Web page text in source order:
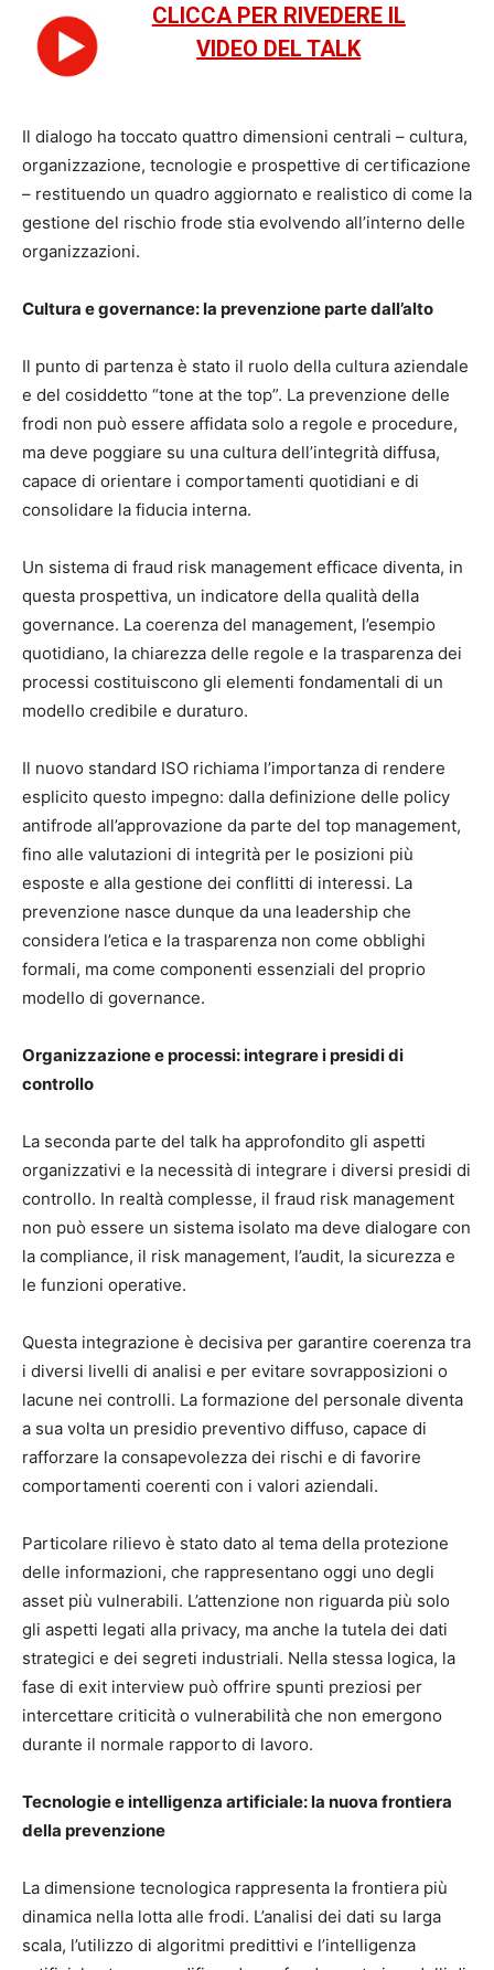
CLICCA PER RIVEDERE IL
VIDEO DEL TALK
Il dialogo ha toccato quattro dimensioni centrali – cultura,
organizzazione, tecnologie e prospettive di certificazione
– restituendo un quadro aggiornato e realistico di come la
gestione del rischio frode stia evolvendo all’interno delle
organizzazioni.
Cultura e governance: la prevenzione parte dall’alto
Il punto di partenza è stato il ruolo della cultura aziendale
e del cosiddetto “tone at the top”. La prevenzione delle
frodi non può essere affidata solo a regole e procedure,
ma deve poggiare su una cultura dell’integrità diffusa,
capace di orientare i comportamenti quotidiani e di
consolidare la fiducia interna.
Un sistema di fraud risk management efficace diventa, in
questa prospettiva, un indicatore della qualità della
governance. La coerenza del management, l’esempio
quotidiano, la chiarezza delle regole e la trasparenza dei
processi costituiscono gli elementi fondamentali di un
modello credibile e duraturo.
Il nuovo standard ISO richiama l’importanza di rendere
esplicito questo impegno: dalla definizione delle policy
antifrode all’approvazione da parte del top management,
fino alle valutazioni di integrità per le posizioni più
esposte e alla gestione dei conflitti di interessi. La
prevenzione nasce dunque da una leadership che
considera l’etica e la trasparenza non come obblighi
formali, ma come componenti essenziali del proprio
modello di governance.
Organizzazione e processi: integrare i presidi di
controllo
La seconda parte del talk ha approfondito gli aspetti
organizzativi e la necessità di integrare i diversi presidi di
controllo. In realtà complesse, il fraud risk management
non può essere un sistema isolato ma deve dialogare con
la compliance, il risk management, l’audit, la sicurezza e
le funzioni operative.
Questa integrazione è decisiva per garantire coerenza tra
i diversi livelli di analisi e per evitare sovrapposizioni o
lacune nei controlli. La formazione del personale diventa
a sua volta un presidio preventivo diffuso, capace di
rafforzare la consapevolezza dei rischi e di favorire
comportamenti coerenti con i valori aziendali.
Particolare rilievo è stato dato al tema della protezione
delle informazioni, che rappresentano oggi uno degli
asset più vulnerabili. L’attenzione non riguarda più solo
gli aspetti legati alla privacy, ma anche la tutela dei dati
strategici e dei segreti industriali. Nella stessa logica, la
fase di exit interview può offrire spunti preziosi per
intercettare criticità o vulnerabilità che non emergono
durante il normale rapporto di lavoro.
Tecnologie e intelligenza artificiale: la nuova frontiera
della prevenzione
La dimensione tecnologica rappresenta la frontiera più
dinamica nella lotta alle frodi. L’analisi dei dati su larga
scala, l’utilizzo di algoritmi predittivi e l’intelligenza